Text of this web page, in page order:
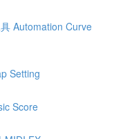
Automation Curve
Setting
Score